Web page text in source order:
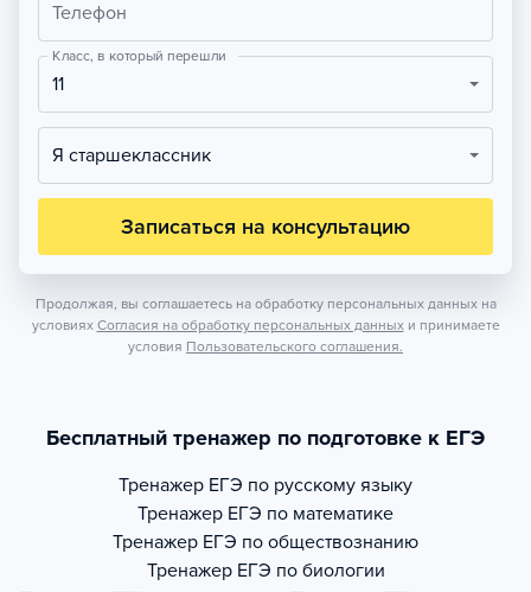
Телефон
Класс, в который перешли
11
Я старшеклассник
Записаться на консультацию
Продолжая, вы соглашаетесь на обработку персональных данных на
условиях Согласия на обработку персональных данных и принимаете
условия Пользовательского соглашения.
Бесплатный тренажер по подготовке к ЕГЭ
Тренажер ЕГЭ по русскому языку
Тренажер ЕГЭ по математике
Тренажер ЕГЭ по обществознанию
Тренажер ЕГЭ по биологии